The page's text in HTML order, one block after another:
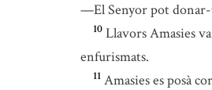
—El Senyor pot donar-
10 Llavors Amasies
enfurismats.
11 Amasies es posà